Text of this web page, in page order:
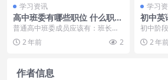
学习资讯
高中班委有哪些职位 什么职位
最吃香
普通高中班委成员应该有：班长、
副班长、学习委员、体育委员 、劳
动委员、生活委员、...
2 年前 2
学习
初中英
来?亲
初中阶
段，是
同学疑
2 年
作者信息